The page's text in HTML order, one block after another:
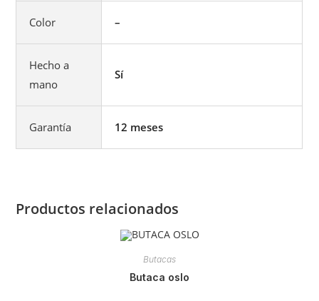
Color –
Hecho a
mano
Sí
Garantía 12 meses
Productos relacionados
Butacas
butaca oslo